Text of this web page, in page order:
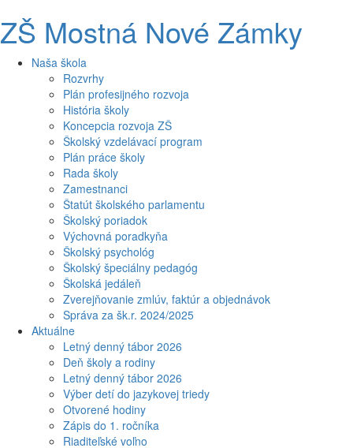
ZŠ Mostná Nové Zámky
Naša škola
Rozvrhy
Plán profesijného rozvoja
História školy
Koncepcia rozvoja ZŠ
Školský vzdelávací program
Plán práce školy
Rada školy
Zamestnanci
Štatút školského parlamentu
Školský poriadok
Výchovná poradkyňa
Školský psychológ
Školský špeciálny pedagóg
Školská jedáleň
Zverejňovanie zmlúv, faktúr a objednávok
Správa za šk.r. 2024/2025
Aktuálne
Letný denný tábor 2026
Deň školy a rodiny
Letný denný tábor 2026
Výber detí do jazykovej triedy
Otvorené hodiny
Zápis do 1. ročníka
Riaditeľské voľno